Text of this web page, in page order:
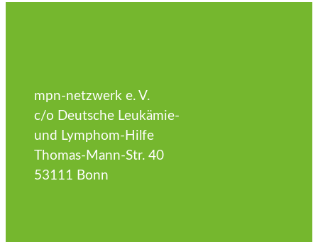
mpn-netzwerk e. V.
c/o Deutsche Leukämie-
und Lymphom-Hilfe
Thomas-Mann-Str. 40
53111 Bonn